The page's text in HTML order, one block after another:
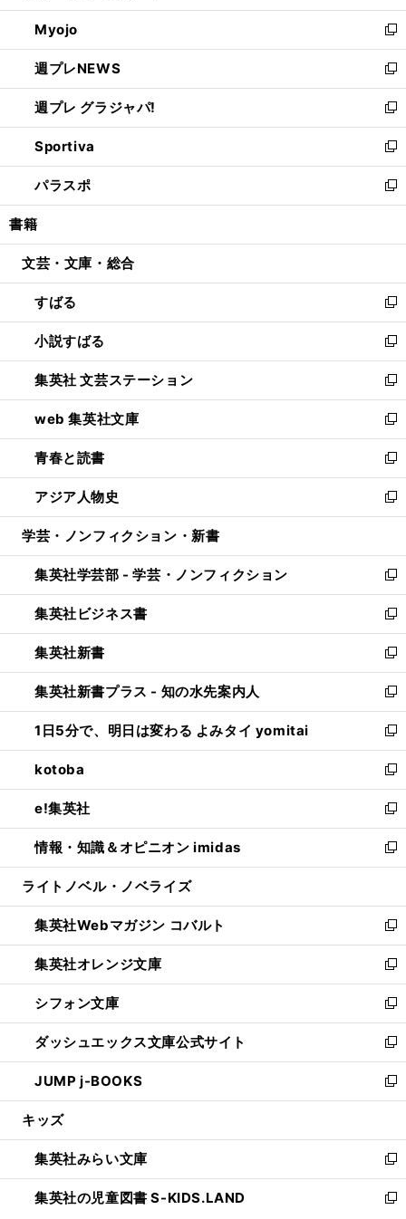
開
く
ウ
で
開
く
ン
ド
ウ
で
開
く
ウ
ィ
ン
ド
ウ
で
開
く
Myojo
新
し
い
ウ
ィ
ン
ド
ウ
で
開
週プレNEWS
新
し
い
ウ
ィ
ン
ド
ウ
開
週プレ グラジャパ!
新
し
い
ウ
ィ
ン
ウ
開
く
Sportiva
新
し
い
ウ
ン
ウ
で
開
く
パラスポ
新
し
ウ
ン
ド
ウ
で
開
く
書籍
文芸・文庫・総合
すばる
新
し
い
ウ
ィ
ン
ド
ウ
で
開
く
小説すばる
新
し
い
ウ
ィ
ン
ド
ウ
で
開
集英社 文芸ステーション
新
し
い
ウ
ィ
ン
ド
ウ
開
く
web 集英社文庫
新
し
い
ウ
ィ
ン
ウ
で
開
く
青春と読書
新
し
い
ウ
ン
ド
ウ
で
開
く
アジア人物史
新
し
ウ
ィ
ン
ド
ウ
で
開
く
学芸・ノンフィクション・新書
集英社学芸部 - 学芸・ノンフィクション
新
し
い
ウ
ィ
ン
ド
ウ
で
開
く
集英社ビジネス書
新
し
い
ウ
ィ
ン
ド
ウ
で
開
く
集英社新書
新
し
い
ウ
ィ
ン
ド
ウ
で
開
く
集英社新書プラス - 知の水先案内人
新
し
い
ウ
ィ
ン
ド
ウ
で
開
1日5分で、明日は変わる よみタイ yomitai
新
し
い
ウ
ィ
ン
ド
ウ
開
く
kotoba
新
し
い
ウ
ィ
ン
ウ
で
開
く
e!集英社
新
し
い
ウ
ン
ド
ウ
で
開
く
情報・知識＆オピニオン imidas
新
し
ウ
ィ
ン
ド
ウ
で
開
く
ライトノベル・ノベライズ
集英社Webマガジン コバルト
新
し
い
ウ
ィ
ン
ド
ウ
で
開
集英社オレンジ文庫
新
し
い
ウ
ィ
ン
ド
ウ
開
く
シフォン文庫
新
し
い
ウ
ィ
ン
ウ
で
開
く
ダッシュエックス文庫公式サイト
新
し
い
ウ
ン
ド
ウ
で
JUMP j-BOOKS
新
し
ウ
ィ
ン
ド
キッズ
集英社みらい文庫
新
し
い
集英社の児童図書 S-KIDS.LAND
新